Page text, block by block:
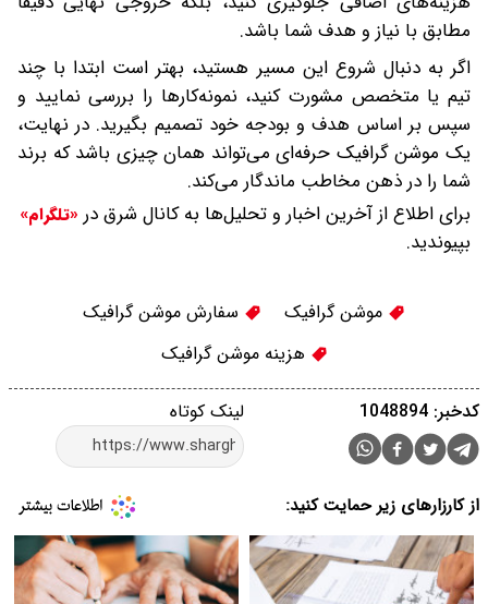
مطابق با نیاز و هدف شما باشد.
اگر به دنبال شروع این مسیر هستید، بهتر است ابتدا با چند
تیم یا متخصص مشورت کنید، نمونه‌کارها را بررسی نمایید و
سپس بر اساس هدف و بودجه خود تصمیم بگیرید. در نهایت،
یک موشن گرافیک حرفه‌ای می‌تواند همان چیزی باشد که برند
شما را در ذهن مخاطب ماندگار می‌کند.
برای اطلاع از آخرین اخبار و تحلیل‌ها به کانال شرق در «تلگرام»
بپیوندید.
موشن گرافیک
سفارش موشن گرافیک
هزینه موشن گرافیک
لینک کوتاه کدخبر: 1048894
از کارزارهای زیر حمایت کنید: